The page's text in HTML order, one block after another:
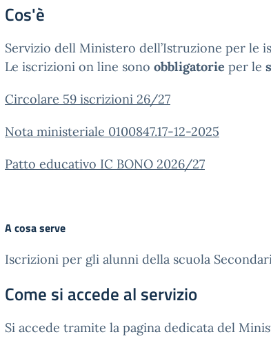
Cos'è
Servizio dell Ministero dell’Istruzione per le
Le iscrizioni on line sono obbligatorie per le
Circolare 59 iscrizioni 26/27
Nota ministeriale 0100847.17-12-2025
Patto educativo IC BONO 2026/27
A cosa serve
Iscrizioni per gli alunni della scuola
Come si accede al servizio
Si accede tramite la pagina dedicata del